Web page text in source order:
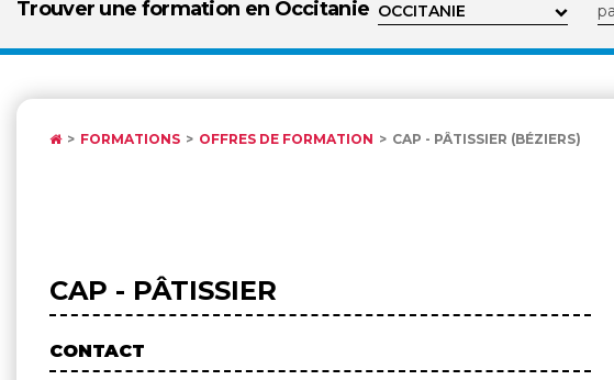
Trouver une formation en Occitanie
FORMATIONS OFFRES DE FORMATION CAP - PÂTISSIER (BÉZIERS)
CAP - PÂTISSIER
CONTACT